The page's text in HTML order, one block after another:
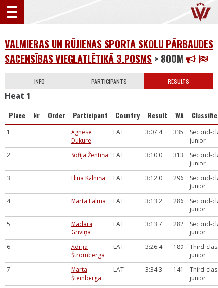
VALMIERAS UN RŪJIENAS SPORTA SKOLU PĀRBAUDES
SACENSĪBAS VIEGLATLĒTIKĀ 3.POSMS > 800M
INFO PARTICIPANTS RESULTS
Heat 1
Place Nr Order Participant Country Result WA
1
Agnese
Dukure
LAT 3:07.4 335
Second-
junior
2
Sofija Žentiņa LAT 3:10.0 313
Second-
junior
3
Elīna Kalniņa LAT 3:12.0 296
Second-
junior
4
Marta Palma LAT 3:13.2 286
Second-
junior
5
Madara
Grīviņa
LAT 3:13.7 282
Second-
junior
6
Adrija
Štromberga
LAT 3:26.4 189
Third-
junior
7
Marta
Šteinberga
LAT 3:34.3 141
Third-
junior